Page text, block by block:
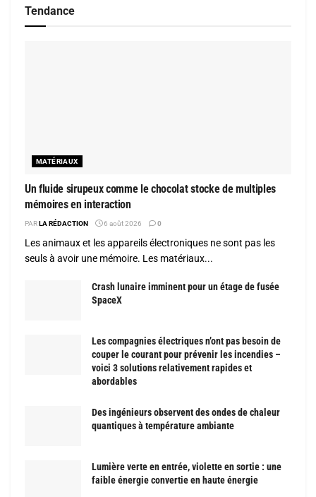
Tendance
MATÉRIAUX
Un fluide sirupeux comme le chocolat stocke de multiples
mémoires en interaction
PARLA RÉDACTION 6 août 2026 0
Les animaux et les appareils électroniques ne sont pas les
seuls à avoir une mémoire. Les matériaux...
Crash lunaire imminent pour un étage de fusée
SpaceX
Les compagnies électriques n’ont pas besoin de
couper le courant pour prévenir les incendies –
voici 3 solutions relativement rapides et
abordables
Des ingénieurs observent des ondes de chaleur
quantiques à température ambiante
Lumière verte en entrée, violette en sortie : une
faible énergie convertie en haute énergie